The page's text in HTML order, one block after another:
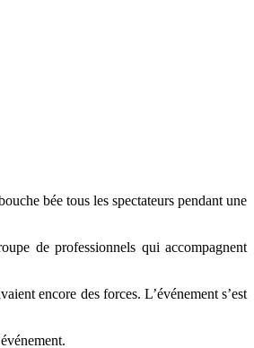
bée tous les spectateurs pendant une
de professionnels qui accompagnent
encore des forces. L’événement s’est